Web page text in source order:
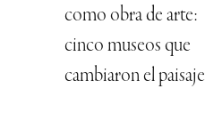
como obra de arte:
cinco museos que
cambiaron el paisaje